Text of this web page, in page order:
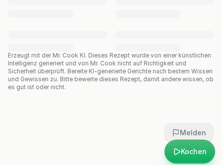
Kochen
Erzeugt mit der Mr. Cook KI. Dieses Rezept wurde von einer künstlichen
Intelligenz generiert und von Mr. Cook nicht auf Richtigkeit und
Sicherheit überprüft. Bereite KI-generierte Gerichte nach bestem Wissen
und Gewissen zu. Bitte bewerte dieses Rezept, damit andere wissen, ob
es gut ist oder nicht.
Melden